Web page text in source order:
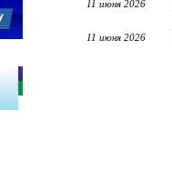
11 июня 2026
11 июня 2026